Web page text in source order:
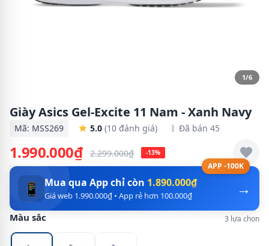
1/6
Giày Asics Gel-Excite 11 Nam - Xanh Navy
Mã: MSS269 5.0 (10 đánh giá) Đã bán 45
1.990.000₫ 2.299.000₫ -13%
APP -100K
→
📱 Mua qua App chỉ còn 1.890.000₫
Giá web 1.990.000₫ • App rẻ hơn 100.000₫
Màu sắc 3 lựa chọn